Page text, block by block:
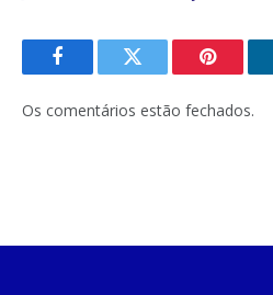
FacebookTwitter
Os comentários estão fechados.